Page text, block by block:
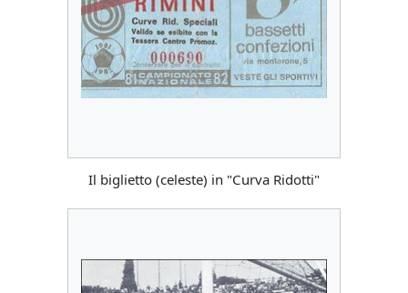
Il biglietto (celeste) in "Curva Ridotti"